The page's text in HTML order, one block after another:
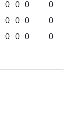
0 0 0
0
0 0 0
0
0 0 0 0